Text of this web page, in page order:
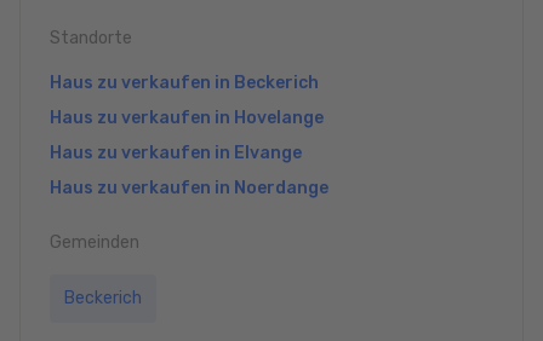
Standorte
Haus zu verkaufen in Beckerich
Haus zu verkaufen in Hovelange
Haus zu verkaufen in Elvange
Haus zu verkaufen in Noerdange
Gemeinden
Beckerich